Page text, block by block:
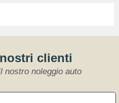
clienti
noleggio auto